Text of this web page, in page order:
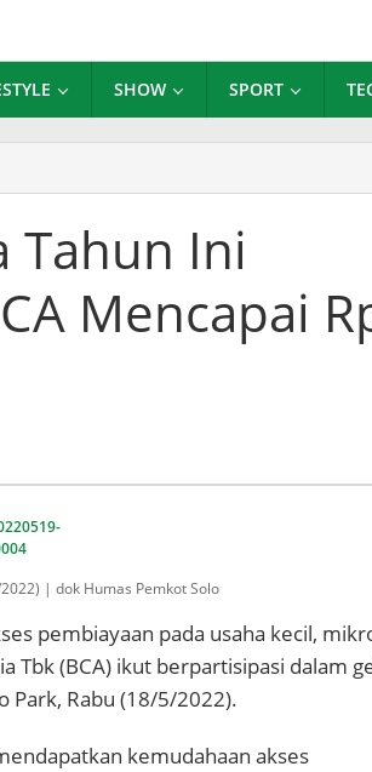
SHOW SPORT
Tahun Ini
Mencapai
| dok Humas Pemkot Solo
pembiayaan pada usaha kecil,
Tbk (BCA) ikut berpartisipasi dalam
Park, Rabu (18/5/2022).
kemudahaan akses